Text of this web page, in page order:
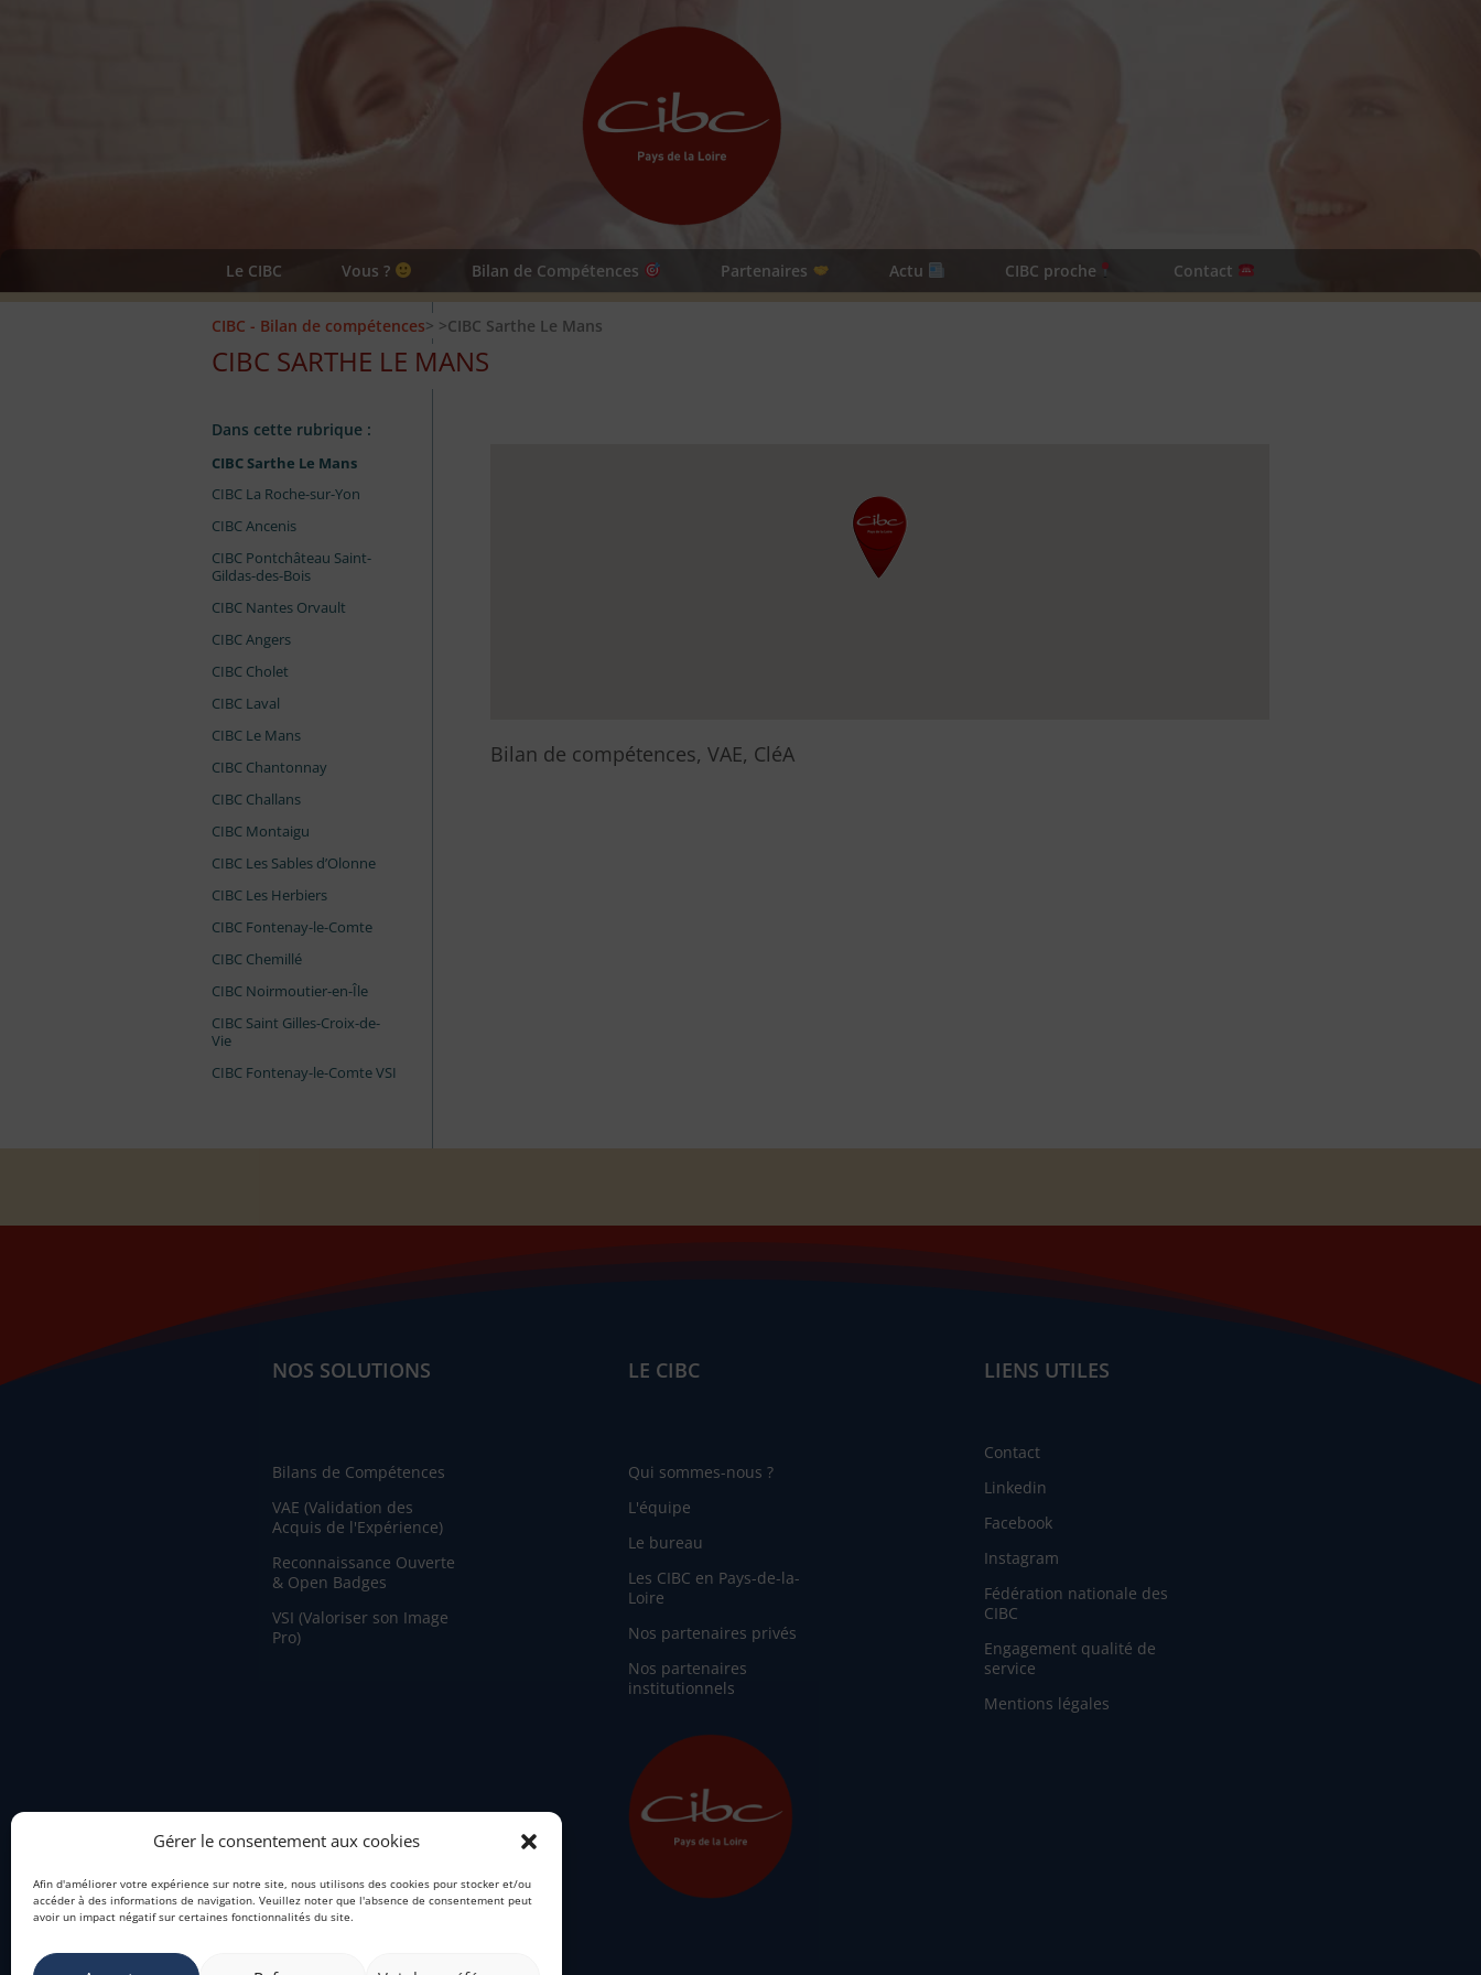
Gérer le consentement aux cookies
Afin d'améliorer votre expérience sur notre site, nous utilisons des cookies pour stocker et/ou
accéder à des informations de navigation. Veuillez noter que l'absence de consentement peut
avoir un impact négatif sur certaines fonctionnalités du site.
Le CIBC Vous ? Bilan de Compétences Partenaires Actu CIBC proche Contact
CIBC - Bilan de compétences> >CIBC Sarthe Le Mans
CIBC SARTHE LE MANS
Bilan de compétences, VAE, CléA
Dans cette rubrique :
CIBC Sarthe Le Mans
CIBC La Roche-sur-Yon
CIBC Ancenis
CIBC Pontchâteau Saint-
Gildas-des-Bois
CIBC Nantes Orvault
CIBC Angers
CIBC Cholet
CIBC Laval
CIBC Le Mans
CIBC Chantonnay
CIBC Challans
CIBC Montaigu
CIBC Les Sables d’Olonne
CIBC Les Herbiers
CIBC Fontenay-le-Comte
CIBC Chemillé
CIBC Noirmoutier-en-Île
CIBC Saint Gilles-Croix-de-
Vie
CIBC Fontenay-le-Comte VSI
NOS SOLUTIONS
Bilans de Compétences
VAE (Validation des
Acquis de l'Expérience)
Reconnaissance Ouverte
& Open Badges
VSI (Valoriser son Image
Pro)
LE CIBC
Qui sommes-nous ?
L'équipe
Le bureau
Les CIBC en Pays-de-la-
Loire
Nos partenaires privés
Nos partenaires
institutionnels
LIENS UTILES
Contact
Linkedin
Facebook
Instagram
Fédération nationale des
CIBC
Engagement qualité de
service
Mentions légales